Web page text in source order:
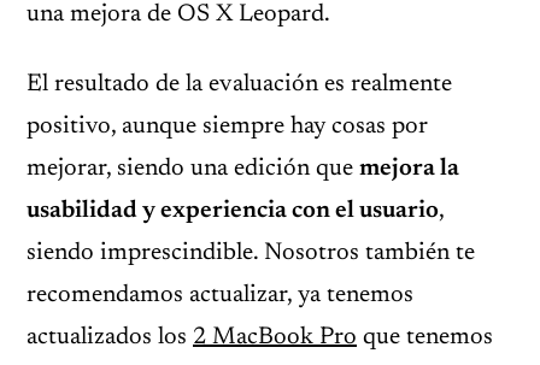
una mejora de OS X Leopard.
El resultado de la evaluación es realmente
positivo, aunque siempre hay cosas por
mejorar, siendo una edición que mejora la
usabilidad y experiencia con el usuario,
siendo imprescindible. Nosotros también te
recomendamos actualizar, ya tenemos
actualizados los 2 MacBook Pro que tenemos